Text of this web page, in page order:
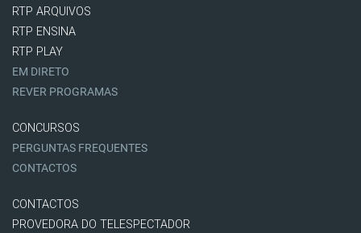
RTP ARQUIVOS
RTP ENSINA
RTP PLAY
EM DIRETO
REVER PROGRAMAS
CONCURSOS
PERGUNTAS FREQUENTES
CONTACTOS
CONTACTOS
PROVEDORA DO TELESPECTADOR